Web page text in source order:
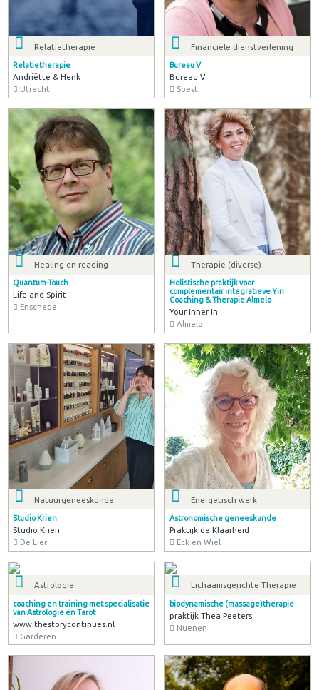
Relatietherapie
Relatietherapie
Andriëtte & Henk
Utrecht
Financiële dienstverlening
Bureau V
Bureau V
Soest
Healing en reading
Quantum-Touch
Life and Spirit
Enschede
Therapie (diverse)
Holistische praktijk voor
complementair integratieve Yin
Coaching & Therapie Almelo
Your Inner In
Almelo
Natuurgeneeskunde
Studio Krien
Studio Krien
De Lier
Energetisch werk
Astronomische geneeskunde
Praktijk de Klaarheid
Eck en Wiel
Astrologie
coaching en training met specialisatie
van Astrologie en Tarot
www.thestorycontinues.nl
Garderen
Lichaamsgerichte Therapie
biodynamische (massage)therapie
praktijk Thea Peeters
Nuenen